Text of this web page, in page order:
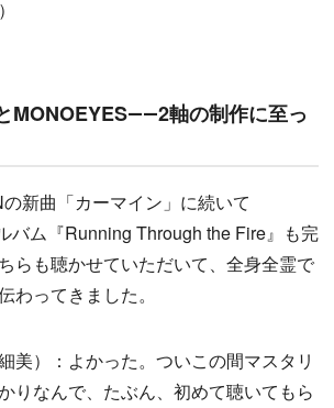
MONOEYES――2軸の制作に至っ
新曲「カーマイン」に続いて
バム『Running Through the Fire』も完
らも聴かせていただいて、全身全霊で
わってきました。
美）：よかった。ついこの間マスタリ
りなんで、たぶん、初めて聴いてもら